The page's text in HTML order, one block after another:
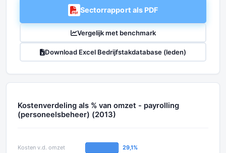
Sectorrapport als PDF
Vergelijk met benchmark
Download Excel Bedrijfstakdatabase (leden)
Kostenverdeling als % van omzet - payrolling
(personeelsbeheer) (2013)